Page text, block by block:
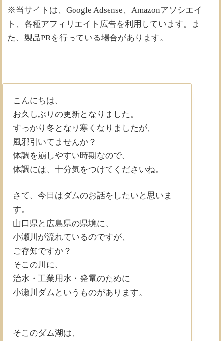
※当サイトは、Google Adsense、Amazonアソシエイ
ト、各種アフィリエイト広告を利用しています。ま
た、製品PRを行っている場合があります。
こんにちは、
お久しぶりの更新となりました。
すっかり冬となり寒くなりましたが、
風邪引いてませんか？
体調を崩しやすい時期なので、
体調には、十分気をつけてくださいね。
さて、今日はダムのお話をしたいと思いま
す。
山口県と広島県の県境に、
小瀬川が流れているのですが、
ご存知ですか？
そこの川に、
治水・工業用水・発電のために
小瀬川ダムというものがあります。
そこのダム湖は、